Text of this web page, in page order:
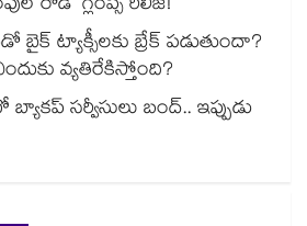
ట్యాక్సీలకు బ్రేక్ పడుతుందా?
వ్యతిరేకిస్తోంది?
సర్వీసులు బంద్.. ఇప్పుడు